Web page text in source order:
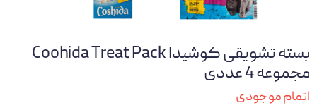
بسته تشویقی کوشیدا Coohida Treat Pack
مجموعه 4 عددی
اتمام موجودی